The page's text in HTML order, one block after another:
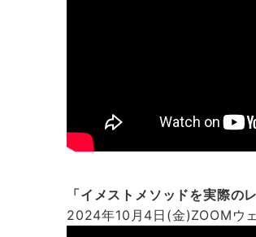
「イメストメソッドを実際の
2024年10月4日(金)ZOOMウ